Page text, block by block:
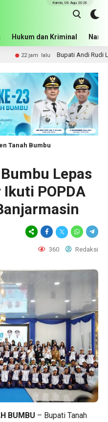
Hukum dan Kriminal
Kamis, 06 Agu 2026
Bupati Andi Rudi Latif Dorong
Tanah Bumbu
Lepas
POPDA
360 Redaksi
BUMBU – Bupati Tanah